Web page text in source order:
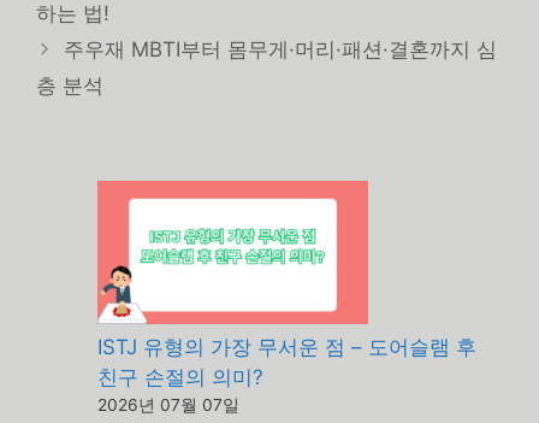
리
하는 법!
주우재 MBTI부터 몸무게·머리·패션·결혼까지 심
층 분석
ISTJ 유형의 가장 무서운 점 – 도어슬램 후
친구 손절의 의미?
2026년 07월 07일